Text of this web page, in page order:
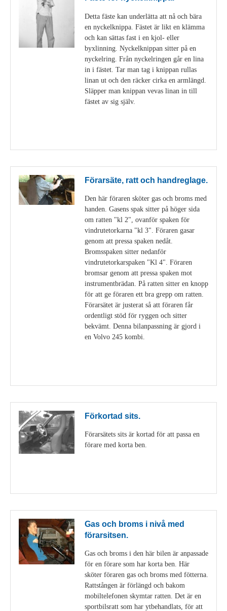
Detta fäste kan underlätta att nå och bära
en nyckelknippa. Fästet är likt en klämma
och kan sättas fast i en kjol- eller
byxlinning. Nyckelknippan sitter på en
nyckelring. Från nyckelringen går en lina
in i fästet. Tar man tag i knippan rullas
linan ut och den räcker cirka en armlängd.
Släpper man knippan vevas linan in till
fästet av sig själv.
Förarsäte, ratt och handreglage.
Den här föraren sköter gas och broms med
handen. Gasens spak sitter på höger sida
om ratten "kl 2", ovanför spaken för
vindrutetorkarna "kl 3". Föraren gasar
genom att pressa spaken nedåt.
Bromsspaken sitter nedanför
vindrutetorkarspaken "Kl 4". Föraren
bromsar genom att pressa spaken mot
instrumentbrädan. På ratten sitter en knopp
för att ge föraren ett bra grepp om ratten.
Förarsätet är justerat så att föraren får
ordentligt stöd för ryggen och sitter
bekvämt. Denna bilanpassning är gjord i
en Volvo 245 kombi.
Förkortad sits.
Förarsätets sits är kortad för att passa en
förare med korta ben.
Gas och broms i nivå med
förarsitsen.
Gas och broms i den här bilen är anpassade
för en förare som har korta ben. Här
sköter föraren gas och broms med fötterna.
Rattstången är förlängd och bakom
mobiltelefonen skymtar ratten. Det är en
sportbilsratt som har ytbehandlats, för att